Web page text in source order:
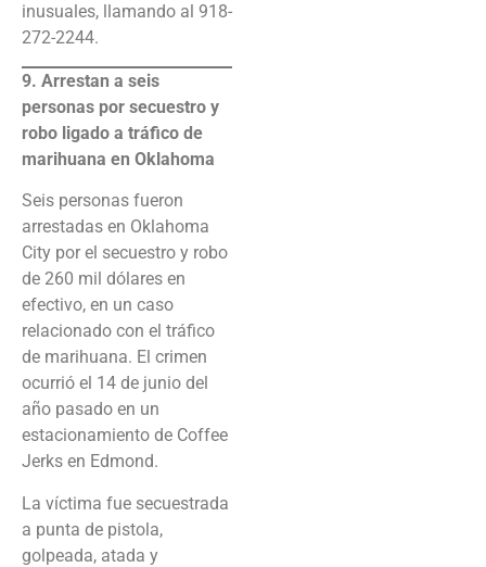
inusuales, llamando al 918-
272-2244.
9. Arrestan a seis
personas por secuestro y
robo ligado a tráfico de
marihuana en Oklahoma
Seis personas fueron
arrestadas en Oklahoma
City por el secuestro y robo
de 260 mil dólares en
efectivo, en un caso
relacionado con el tráfico
de marihuana. El crimen
ocurrió el 14 de junio del
año pasado en un
estacionamiento de Coffee
Jerks en Edmond.
La víctima fue secuestrada
a punta de pistola,
golpeada, atada y